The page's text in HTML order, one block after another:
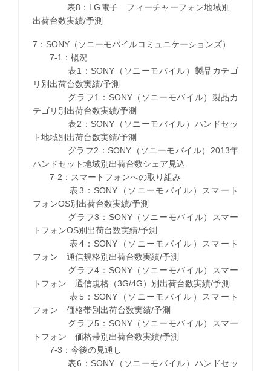
表8：LG電子 フィーチャーフォン地域別
出荷台数実績/予測
7：SONY（ソニーモバイルコミュニケーションズ）
7-1：概況
表1：SONY（ソニーモバイル）製品カテゴ
リ別出荷台数実績/予測
グラフ1：SONY（ソニーモバイル）製品カ
テゴリ別出荷台数実績/予測
表2：SONY（ソニーモバイル）ハンドセッ
ト地域別出荷台数実績/予測
グラフ2：SONY（ソニーモバイル）2013年
ハンドセット地域別出荷台数シェア見込
7-2：スマートフォンへの取り組み
表3：SONY（ソニーモバイル）スマート
フォンOS別出荷台数実績/予測
グラフ3：SONY（ソニーモバイル）スマー
トフォンOS別出荷台数実績/予測
表4：SONY（ソニーモバイル）スマート
フォン 通信規格別出荷台数実績/予測
グラフ4：SONY（ソニーモバイル）スマー
トフォン 通信規格（3G/4G）別出荷台数実績/予測
表5：SONY（ソニーモバイル）スマート
フォン 価格帯別出荷台数実績/予測
グラフ5：SONY（ソニーモバイル）スマー
トフォン 価格帯別出荷台数実績/予測
7-3：今後の見通し
表6：SONY（ソニーモバイル）ハンドセッ